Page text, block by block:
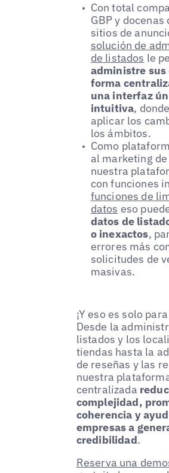
Con total
GBP y docenas
sitios de
solución de
de listados le
administre sus
forma
una interfaz
intuitiva,
aplicar los
los ámbitos.
Como
al marketing
nuestra
con funciones
funciones de
datos eso
datos de
o inexactos,
errores más
solicitudes de
masivas.
¡Y eso es solo
Desde la
listados y los
tiendas hasta la
de reseñas y las
nuestra
centralizada
complejidad,
coherencia y
empresas a
credibilidad.
Reserva una